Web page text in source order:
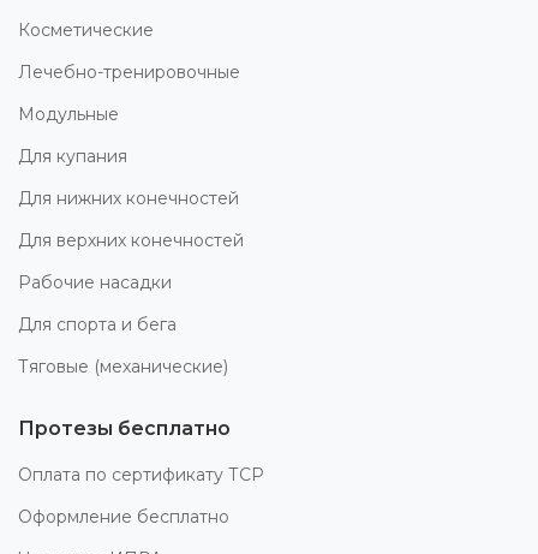
Косметические
Лечебно-тренировочные
Модульные
Для купания
Для нижних конечностей
Для верхних конечностей
Рабочие насадки
Для спорта и бега
Тяговые (механические)
Протезы бесплатно
Оплата по сертификату ТСР
Оформление бесплатно